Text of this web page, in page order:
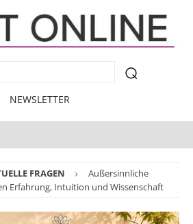
NEWSLETTER
FRAGEN
Außersinnliche
Erfahrung, Intuition und Wissenschaft